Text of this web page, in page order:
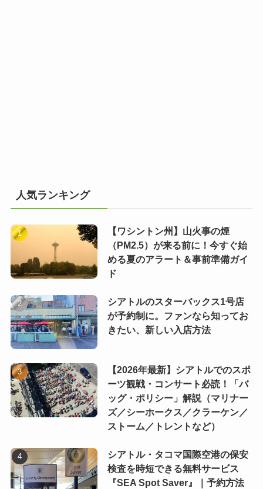
人気ランキング
【ワシントン州】山火事の煙
（PM2.5）が来る前に！今すぐ始
める夏のアラート＆事前準備ガイ
ド
シアトルのスターバックス1号店
が予約制に。ファンなら知ってお
きたい、新しい入店方法
【2026年最新】シアトルでのスポ
ーツ観戦・コンサート必読！「バ
ッグ・ポリシー」解説（マリナー
ズ／シーホークス／クラーケン／
ストーム／トレントなど）
シアトル・タコマ国際空港の保安
検査を時短できる無料サービス
『SEA Spot Saver』｜予約方法